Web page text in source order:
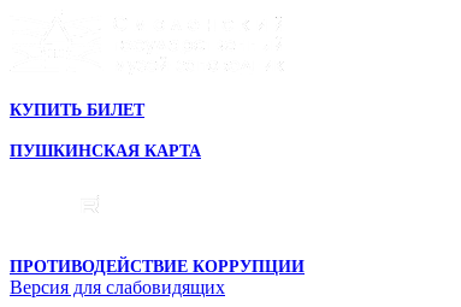
КУПИТЬ БИЛЕТ
ПУШКИНСКАЯ КАРТА
ПРОТИВОДЕЙСТВИЕ КОРРУПЦИИ
Версия для слабовидящих